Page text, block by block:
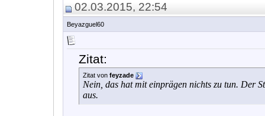
02.03.2015, 22:54
Beyazguel60
Zitat:
Zitat von feyzade
Nein, das hat mit einprägen nichts zu tun. Der
aus.